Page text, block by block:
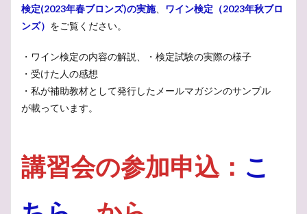
検定(2023年春ブロンズ)の実施、 ワイン検定（2023年秋ブロ
ンズ） をご覧ください。
・ワイン検定の内容の解説、・検定試験の実際の様子
・受けた人の感想
・私が補助教材として発行したメールマガジンのサンプル
が載っています。
講習会の参加申込： こ